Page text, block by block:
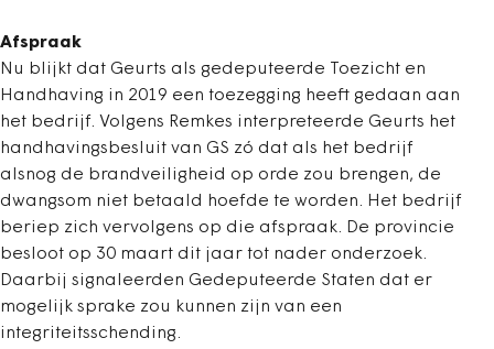
Afspraak
Nu blijkt dat Geurts als gedeputeerde Toezicht en
Handhaving in 2019 een toezegging heeft gedaan aan
het bedrijf. Volgens Remkes interpreteerde Geurts het
handhavingsbesluit van GS zó dat als het bedrijf
alsnog de brandveiligheid op orde zou brengen, de
dwangsom niet betaald hoefde te worden. Het bedrijf
beriep zich vervolgens op die afspraak. De provincie
besloot op 30 maart dit jaar tot nader onderzoek.
Daarbij signaleerden Gedeputeerde Staten dat er
mogelijk sprake zou kunnen zijn van een
integriteitsschending.